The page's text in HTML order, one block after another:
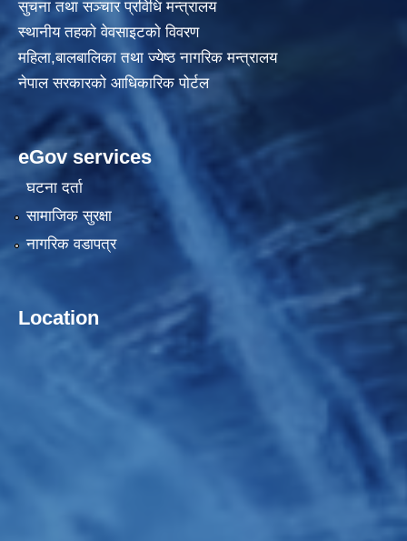
सुचना तथा सञ्चार प्रविधि मन्त्रालय
स्थानीय तहकाे वेवसाइटकाे विवरण
महिला,बालबालिका तथा ज्येष्ठ नागरिक मन्त्रालय
नेपाल सरकारको आधिकारिक पोर्टल
eGov services
घटना दर्ता
सामाजिक सुरक्षा
नागरिक वडापत्र
Location